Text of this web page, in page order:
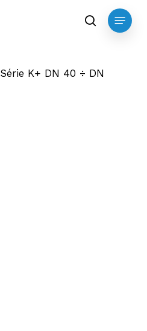
search
Menu
Série K+ DN 40 ÷ DN